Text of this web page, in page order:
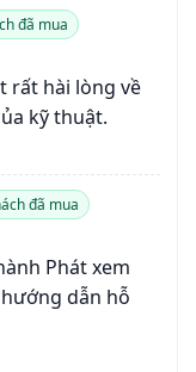
đã mua
rất hài lòng về
kỹ thuật.
đã mua
Phát xem
dẫn hỗ